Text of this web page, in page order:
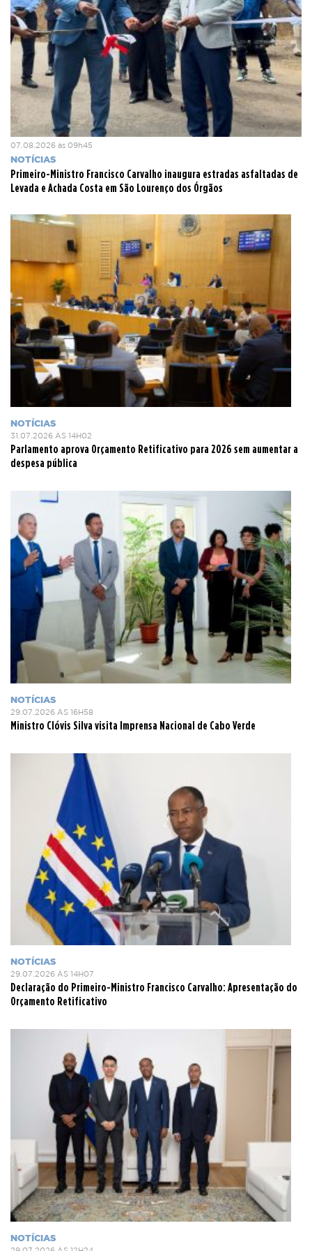
07.08.2026 às 09h45
NOTÍCIAS
Primeiro-Ministro Francisco Carvalho inaugura estradas asfaltadas de
Levada e Achada Costa em São Lourenço dos Órgãos
NOTÍCIAS
31.07.2026 ÀS 14H02
Parlamento aprova Orçamento Retificativo para 2026 sem aumentar a
despesa pública
NOTÍCIAS
29.07.2026 ÀS 16H58
Ministro Clóvis Silva visita Imprensa Nacional de Cabo Verde
NOTÍCIAS
29.07.2026 ÀS 14H07
Declaração do Primeiro-Ministro Francisco Carvalho: Apresentação do
Orçamento Retificativo
NOTÍCIAS